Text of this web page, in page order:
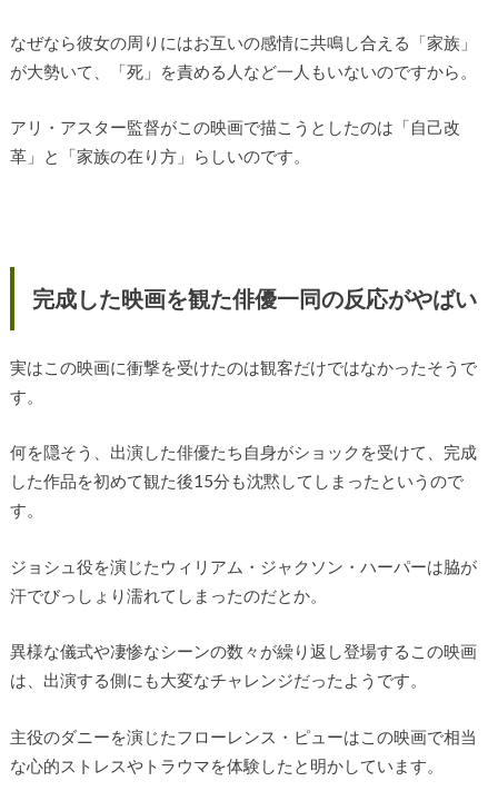
なぜなら彼女の周りにはお互いの感情に共鳴し合える「家族」
が大勢いて、「死」を責める人など一人もいないのですから。
アリ・アスター監督がこの映画で描こうとしたのは「自己改
革」と「家族の在り方」らしいのです。
完成した映画を観た俳優一同の反応がやばい
実はこの映画に衝撃を受けたのは観客だけではなかったそうで
す。
何を隠そう、出演した俳優たち自身がショックを受けて、完成
した作品を初めて観た後15分も沈黙してしまったというので
す。
ジョシュ役を演じたウィリアム・ジャクソン・ハーパーは脇が
汗でびっしょり濡れてしまったのだとか。
異様な儀式や凄惨なシーンの数々が繰り返し登場するこの映画
は、出演する側にも大変なチャレンジだったようです。
主役のダニーを演じたフローレンス・ピューはこの映画で相当
な心的ストレスやトラウマを体験したと明かしています。